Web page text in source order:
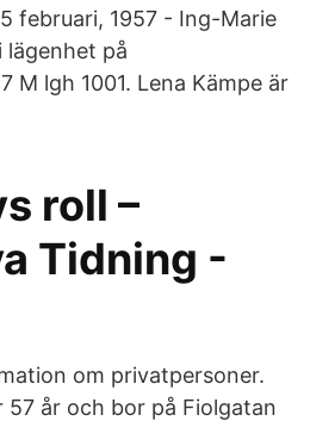
februari, 1957 - Ing-Marie
på
M lgh 1001. Lena Kämpe är
roll –
Tidning -
om privatpersoner.
57 år och bor på Fiolgatan